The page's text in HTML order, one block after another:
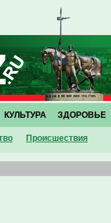
Проиcшествия
КУЛЬТУРА ЗДОРОВЬЕ